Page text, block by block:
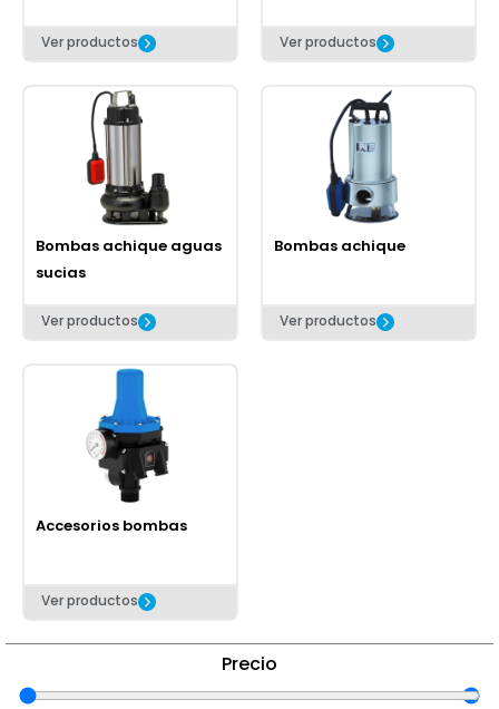
Ver productos Ver productos
Bombas achique aguas
sucias
Ver productos
Bombas achique
Ver productos
Accesorios bombas
Ver productos
Precio